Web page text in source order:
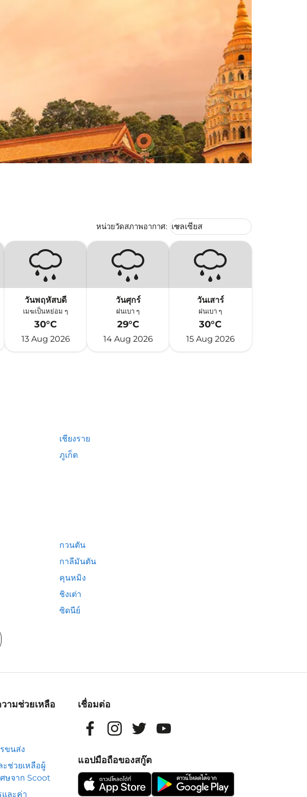
หน่วยวัดสภาพอากาศ: Weather unit option เซลเซียส
เซลเซียส
keyboard_arrow_down
วันพฤหัสบดี
เมฆเป็นหย่อม ๆ
30°C
13 Aug 2026
วันศุกร์
ฝนเบา ๆ
29°C
14 Aug 2026
วันเสาร์
ฝนเบา ๆ
30°C
15 Aug 2026
เชียงราย
ภูเก็ต
กวนตัน
กาลีมันตัน
คุนหมิง
ชิงเต่า
ซิดนีย์
ามช่วยเหลือ
ขนส่ง
ช่วยเหลือผู้
ษจาก Scoot
และค่า
เชื่อมต่อ
แอปมือถือของสกู๊ต